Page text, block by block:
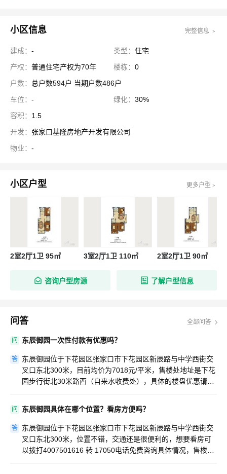
小区信息 完整信息 ﹥
建成： - 类型： 住宅
产权： 普通住宅产权为70年 楼栋： 0
户数： 总户数594户 当期户数486户
车位： - 绿化： 30%
容积： 1.5
开发： 张家口基隆房地产开发有限公司
物业： -
小区户型 更多户型﹥
2室2厅1卫 95㎡ 3室2厅1卫 110㎡ 2室2厅1卫 90㎡
咨询户型房源 了解户型信息
问答 全部问答
问 东辰御园一次性付款有优惠吗？
答
东辰御园位于下花园区张家口市下花园区新辰路与中学西街交
叉口东北300米，目前均价为7018元/平米，售楼处地址是下花
园步行街北30米路西（自来水收费处），具体的楼盘优惠请拨
问 东辰御园具体在哪个位置？看房方便吗？
答
东辰御园位于下花园区张家口市下花园区新辰路与中学西街交
叉口东北300米，位置不错，交通还是很便利的，想要看房可
以拨打4007501616 转 17050电话免费咨询具体情况，售楼处